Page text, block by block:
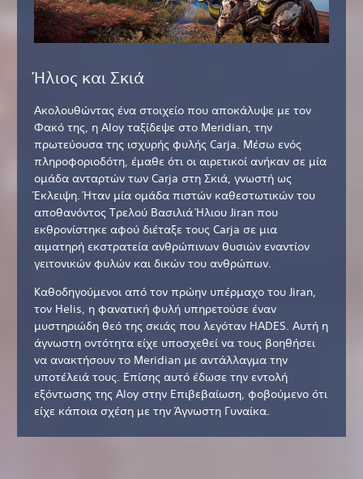
Ήλιος και Σκιά
Ακολουθώντας ένα στοιχείο που αποκάλυψε με τον
Φακό της, η Aloy ταξίδεψε στο Meridian, την
πρωτεύουσα της ισχυρής φυλής Carja. Μέσω ενός
πληροφοριοδότη, έμαθε ότι οι αιρετικοί ανήκαν σε μία
ομάδα ανταρτών των Carja στη Σκιά, γνωστή ως
Έκλειψη. Ήταν μία ομάδα πιστών καθεστωτικών του
αποθανόντος Τρελού Βασιλιά Ήλιου Jiran που
εκθρονίστηκε αφού διέταξε τους Carja σε μια
αιματηρή εκστρατεία ανθρώπινων θυσιών εναντίον
γειτονικών φυλών και δικών του ανθρώπων.
Καθοδηγούμενοι από τον πρώην υπέρμαχο του Jiran,
τον Helis, η φανατική φυλή υπηρετούσε έναν
μυστηριώδη θεό της σκιάς που λεγόταν HADES. Αυτή η
άγνωστη οντότητα είχε υποσχεθεί να τους βοηθήσει
να ανακτήσουν το Meridian με αντάλλαγμα την
υποτέλειά τους. Επίσης αυτό έδωσε την εντολή
εξόντωσης της Aloy στην Επιβεβαίωση, φοβούμενο ότι
είχε κάποια σχέση με την Άγνωστη Γυναίκα.